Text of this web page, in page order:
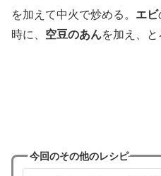
を加えて中火で炒める。 エビ
時に、 空豆のあんを加え、と
今回のその他のレシピ